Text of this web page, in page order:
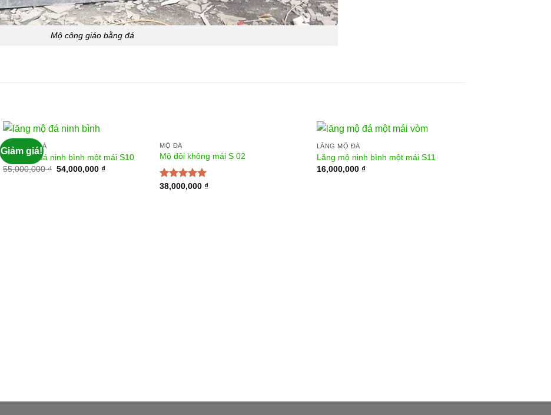
Mộ công giáo bằng đá
Giảm giá!
LĂNG MỘ ĐÁ
Lăng mộ đá ninh bình một mái S10
55,000,000₫ 54,000,000₫
MỘ ĐÁ
Mộ đôi không mái S 02
Được xếp
38,000,000₫
LĂNG MỘ ĐÁ
Lăng mộ ninh bình một mái S11
16,000,000 ₫